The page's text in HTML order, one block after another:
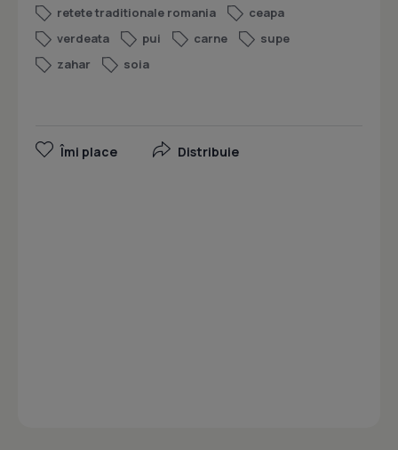
retete traditionale romania
ceapa
verdeata
pui carne
supe
zahar
soia
Îmi place Distribuie